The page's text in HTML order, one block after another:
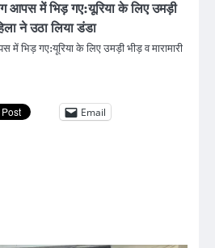
आपस में भिड़ गए:यूरिया के लिए उमड़ी
ने उठा लिया डंडा
भिड़ गए:यूरिया के लिए उमड़ी भीड़ व मारामारी
Email